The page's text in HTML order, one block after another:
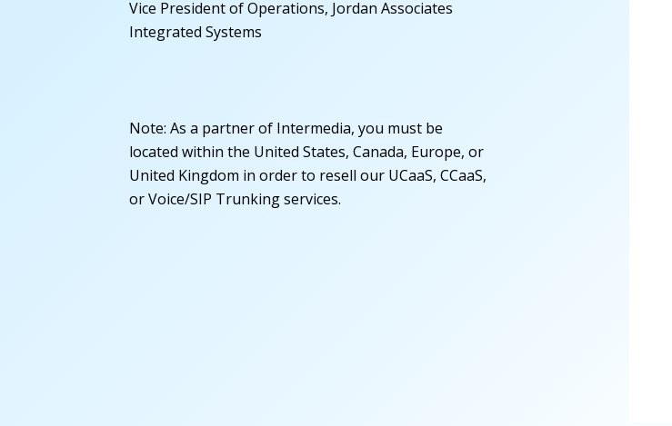
Vice President of Operations, Jordan Associates
Integrated Systems
Note: As a partner of Intermedia, you must be
located within the United States, Canada, Europe, or
United Kingdom in order to resell our UCaaS, CCaaS,
or Voice/SIP Trunking services.